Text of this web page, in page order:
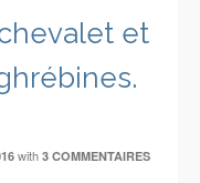
et
with 3 COMMENTAIRES